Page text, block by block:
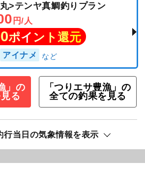
>テンヤ真鯛釣りプラン
円/人
ポイント還元
アイナメ
」の
る
「つりエサ豊漁」の
全ての釣果を見る
行当日の気象情報を表示